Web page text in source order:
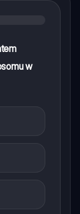
w